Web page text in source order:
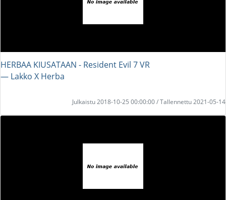
HERBAA KIUSATAAN - Resident Evil 7 VR
― Lakko X Herba
Julkaistu 2018-10-25 00:00:00 / Tallennettu 2021-05-14